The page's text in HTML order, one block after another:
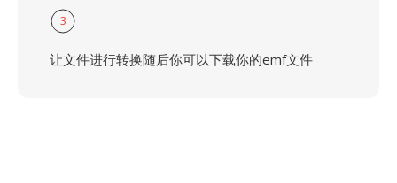
3
让文件进行转换随后你可以下载你的emf文件